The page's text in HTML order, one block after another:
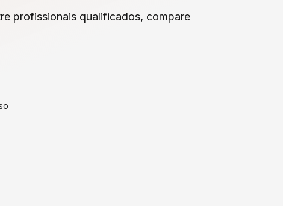
profissionais qualificados, compare